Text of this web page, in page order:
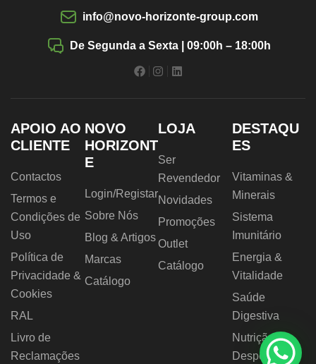
info@novo-horizonte-group.com
De Segunda a Sexta | 09:00h – 18:00h
APOIO AO
CLIENTE
Contactos
Termos e
Condições de
Uso
Política de
Privacidade &
Cookies
RAL
Livro de
Reclamações
NOVO
HORIZONT
E
Login/Registar
Sobre Nós
Blog & Artigos
Marcas
Catálogo
LOJA
Ser
Revendedor
Novidades
Promoções
Outlet
Catálogo
DESTAQU
ES
Vitaminas &
Minerais
Sistema
Imunitário
Energia &
Vitalidade
Saúde
Digestiva
Nutrição
Desportiva